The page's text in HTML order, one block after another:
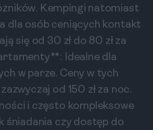
Kempingi natomiast
dla osób ceniących kontakt
się od 30 zł do 80 zł za
Idealne dla
w parze. Ceny w tych
od 150 zł za noc.
i często kompleksowe
śniadania czy dostęp do